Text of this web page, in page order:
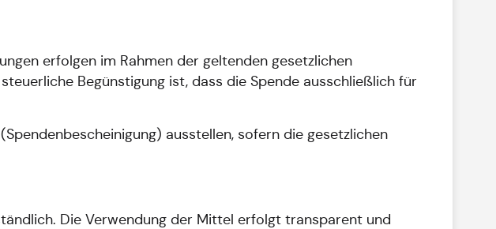
erfolgen im Rahmen der geltenden gesetzlichen
Begünstigung ist, dass die Spende ausschließlich für
ausstellen, sofern die gesetzlichen
Die Verwendung der Mittel erfolgt transparent und